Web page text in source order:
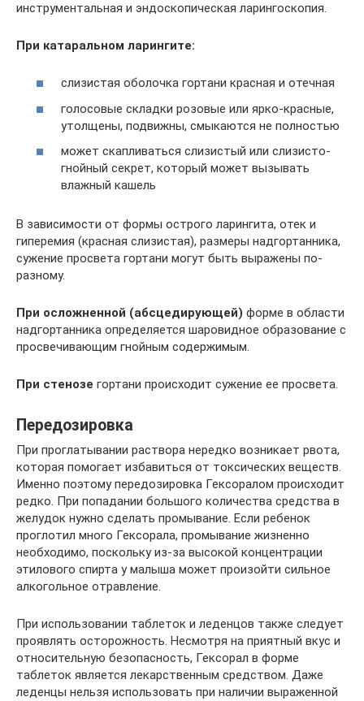
инструментальная и эндоскопическая ларингоскопия.
При катаральном ларингите:
слизистая оболочка гортани красная и отечная
голосовые складки розовые или ярко-красные,
утолщены, подвижны, смыкаются не полностью
может скапливаться слизистый или слизисто-
гнойный секрет, который может вызывать
влажный кашель
В зависимости от формы острого ларингита, отек и
гиперемия (красная слизистая), размеры надгортанника,
сужение просвета гортани могут быть выражены по-
разному.
При осложненной (абсцедирующей) форме в области
надгортанника определяется шаровидное образование с
просвечивающим гнойным содержимым.
При стенозе гортани происходит сужение ее просвета.
Передозировка
При проглатывании раствора нередко возникает рвота,
которая помогает избавиться от токсических веществ.
Именно поэтому передозировка Гексоралом происходит
редко. При попадании большого количества средства в
желудок нужно сделать промывание. Если ребенок
проглотил много Гексорала, промывание жизненно
необходимо, поскольку из-за высокой концентрации
этилового спирта у малыша может произойти сильное
алкогольное отравление.
При использовании таблеток и леденцов также следует
проявлять осторожность. Несмотря на приятный вкус и
относительную безопасность, Гексорал в форме
таблеток является лекарственным средством. Даже
леденцы нельзя использовать при наличии выраженной